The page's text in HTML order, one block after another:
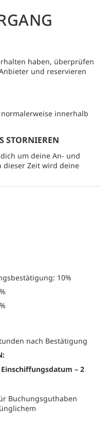
haben, überprüfen
und reservieren
innerhalb
STORNIEREN
um deine An- und
dieser Zeit wird deine
10%
nach Bestätigung
– 2
Buchungsguthaben